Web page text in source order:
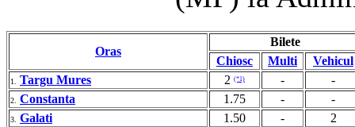
Oras
Bilete
Chiosc
Multi Vehicul
1. Targu Mures 2 (*1) - -
2. Constanta 1.75 - -
3. Galati 1.50 - 2